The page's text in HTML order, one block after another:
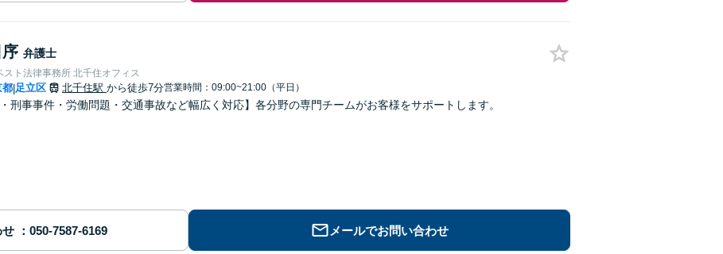
弁護士
スト法律事務所 北千住オフィス
都|足立区 北千住駅 から徒歩7分営業時間：09:00~21:00（平日）
・刑事事件・労働問題・交通事故など幅広く対応】各分野の専門チームがお客様をサポートします。
せ メールでお問い合わせ